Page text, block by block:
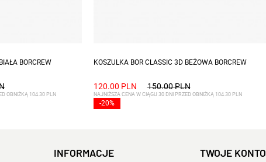
BORCREW
OBNIŻKĄ 104.30 PLN
KOSZULKA BOR CLASSIC 3D BEŻOWA BORCREW
120.00 PLN 150.00 PLN
-20%
NAJNIŻSZA CENA W CIĄGU 30 DNI PRZED OBNIŻKĄ 104.30 PLN
INFORMACJE TWOJE KONTO